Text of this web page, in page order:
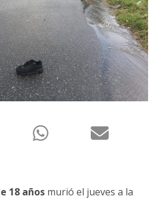
18 años murió el jueves a la